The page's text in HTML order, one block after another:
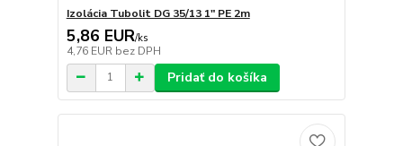
Izolácia Tubolit DG 35/13 1" PE 2m
5,86 EUR/ks
4,76 EUR bez DPH
Pridať do košíka